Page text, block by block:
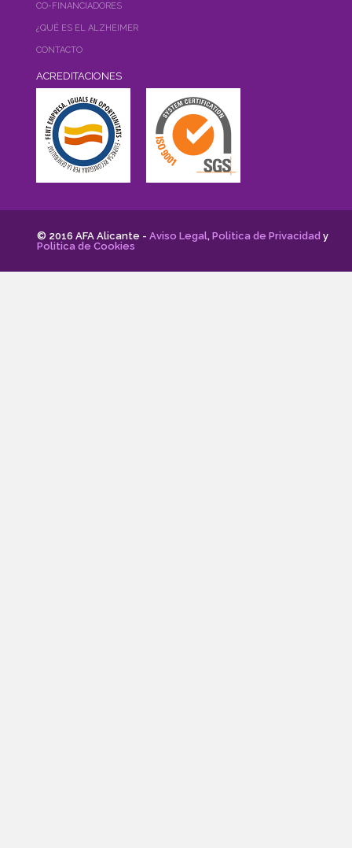
CO-FINANCIADORES
¿QUÉ ES EL ALZHEIMER
CONTACTO
ACREDITACIONES
© 2016 AFA Alicante - Aviso Legal, Politica de Privacidad y
Politica de Cookies